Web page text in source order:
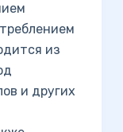
из
и других